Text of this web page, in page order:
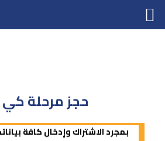
حجز مرحلة
بمجرد الاشتراك وإدخال كافة